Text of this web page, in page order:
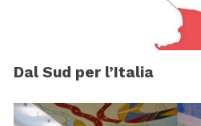
Dal Sud per l’Italia